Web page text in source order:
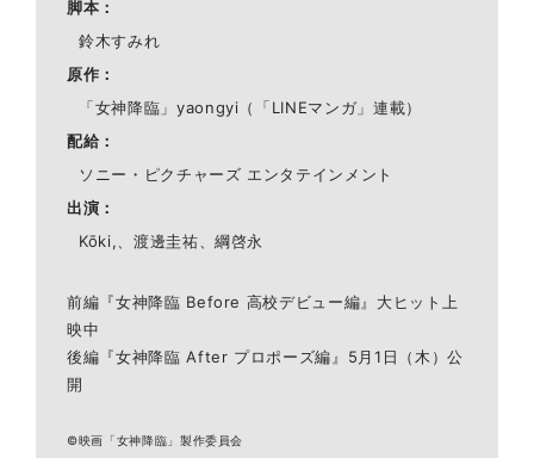
脚本
鈴木すみれ
原作
「女神降臨」yaongyi（「LINEマンガ」連載）
配給
ソニー・ピクチャーズ エンタテインメント
出演
Kōki,、渡邊圭祐、綱啓永
前編『女神降臨 Before 高校デビュー編』大ヒット上
映中
後編『女神降臨 After プロポーズ編』5月1日（木）公
開
©映画「女神降臨」製作委員会